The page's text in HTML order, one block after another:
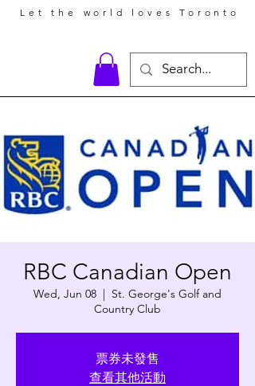
Let the world loves Toronto
RBC Canadian Open
Wed, Jun 08
  |
St. George's Golf and
Country Club
票券未發售
查看其他活動